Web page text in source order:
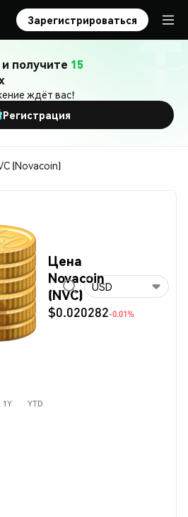
Зарегистрироваться
получите 15
ждёт вас!
Регистрация
(Novacoin)
Цена
Novacoin
(NVC)
$0.020282-0.01%
USD
1Y YTD